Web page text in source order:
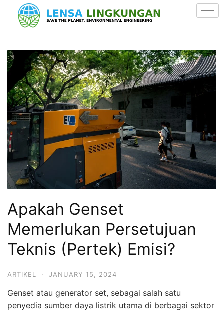
Apakah Genset
Memerlukan Persetujuan
Teknis (Pertek) Emisi?
ARTIKEL · JANUARY 15, 2024
Genset atau generator set, sebagai salah satu
penyedia sumber daya listrik utama di berbagai sektor